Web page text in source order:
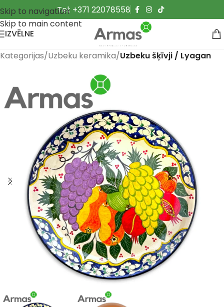
Skip to navigation
Skip to main content
Tel: +371 22078558
IZVĒLNE
Kategorijas Uzbeku keramika Uzbeku šķīvji / Lyagan